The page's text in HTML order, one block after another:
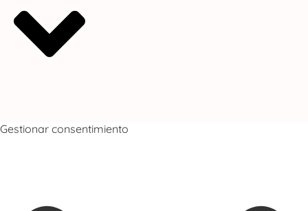
Gestionar consentimiento